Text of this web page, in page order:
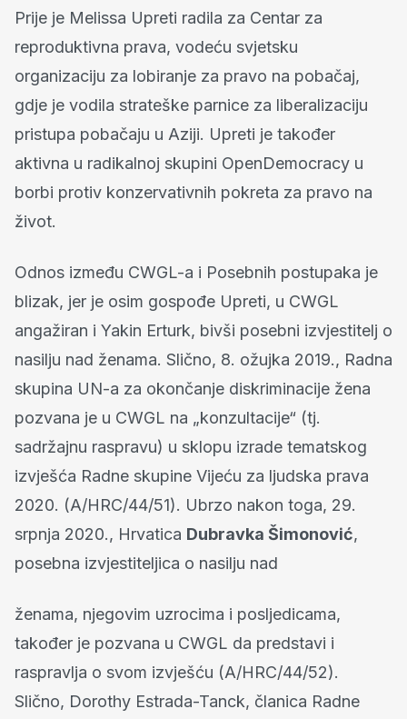
Prije je Melissa Upreti radila za Centar za
reproduktivna prava, vodeću svjetsku
organizaciju za lobiranje za pravo na pobačaj,
gdje je vodila strateške parnice za liberalizaciju
pristupa pobačaju u Aziji. Upreti je također
aktivna u radikalnoj skupini OpenDemocracy u
borbi protiv konzervativnih pokreta za pravo na
život.
Odnos između CWGL-a i Posebnih postupaka je
blizak, jer je osim gospođe Upreti, u CWGL
angažiran i Yakin Erturk, bivši posebni izvjestitelj o
nasilju nad ženama. Slično, 8. ožujka 2019., Radna
skupina UN-a za okončanje diskriminacije žena
pozvana je u CWGL na „konzultacije“ (tj.
sadržajnu raspravu) u sklopu izrade tematskog
izvješća Radne skupine Vijeću za ljudska prava
2020. (A/HRC/44/51). Ubrzo nakon toga, 29.
srpnja 2020., Hrvatica Dubravka Šimonović,
posebna izvjestiteljica o nasilju nad
ženama, njegovim uzrocima i posljedicama,
također je pozvana u CWGL da predstavi i
raspravlja o svom izvješću (A/HRC/44/52).
Slično, Dorothy Estrada-Tanck, članica Radne